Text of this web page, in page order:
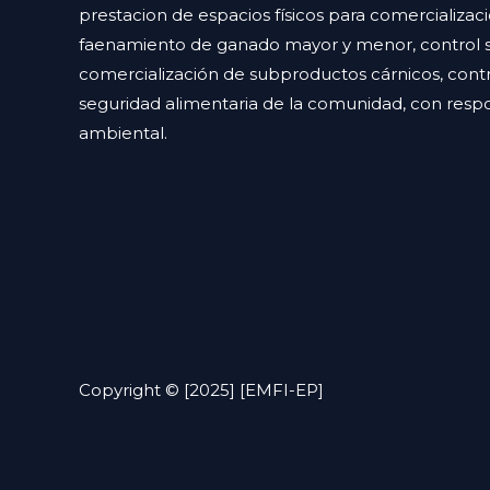
prestacion de espacios físicos para
faenamiento de ganado mayor y menor, control
comercialización de subproductos cárnicos,
seguridad alimentaria de la comunidad, con
ambiental.
Copyright © [2025] [EMFI-EP]